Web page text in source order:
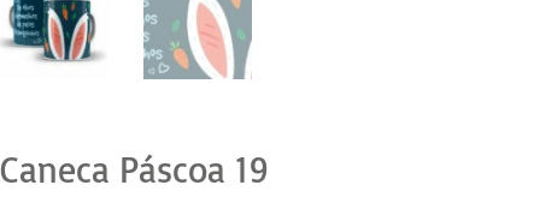
Caneca Páscoa 19